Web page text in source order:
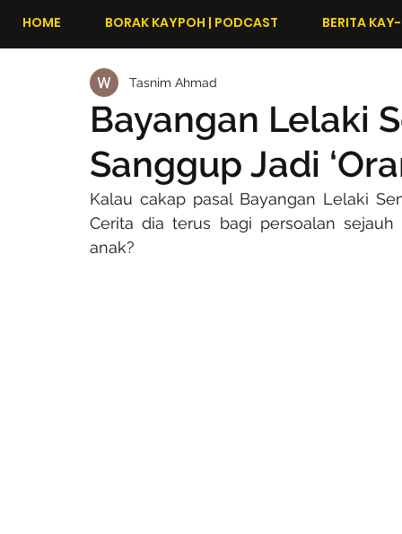
HOME BORAK KAYPOH | PODCAST BERITA
Bayangan Lelaki
Sanggup Jadi
Tasnim Ahmad
Kalau cakap pasal Bayangan Lelaki
Cerita dia terus bagi persoalan
anak?